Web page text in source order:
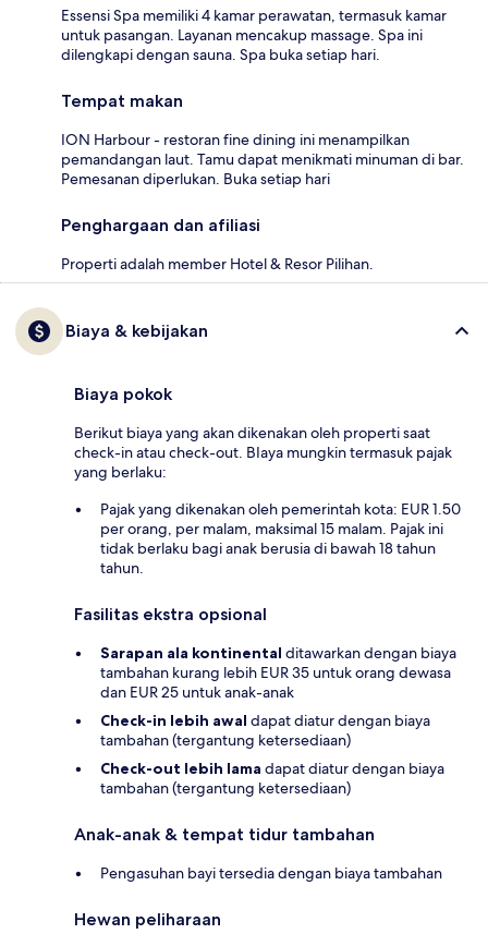
Essensi Spa memiliki 4 kamar perawatan, termasuk kamar
untuk pasangan. Layanan mencakup massage. Spa ini
dilengkapi dengan sauna. Spa buka setiap hari.
Tempat makan
ION Harbour - restoran fine dining ini menampilkan
pemandangan laut. Tamu dapat menikmati minuman di bar.
Pemesanan diperlukan. Buka setiap hari
Penghargaan dan afiliasi
Properti adalah member Hotel & Resor Pilihan.
Biaya & kebijakan
Biaya pokok
Berikut biaya yang akan dikenakan oleh properti saat
check-in atau check-out. BIaya mungkin termasuk pajak
yang berlaku:
Pajak yang dikenakan oleh pemerintah kota: EUR 1.50
per orang, per malam, maksimal 15 malam. Pajak ini
tidak berlaku bagi anak berusia di bawah 18 tahun
tahun.
Fasilitas ekstra opsional
Sarapan ala kontinental ditawarkan dengan biaya
tambahan kurang lebih EUR 35 untuk orang dewasa
dan EUR 25 untuk anak-anak
Check-in lebih awal dapat diatur dengan biaya
tambahan (tergantung ketersediaan)
Check-out lebih lama dapat diatur dengan biaya
tambahan (tergantung ketersediaan)
Anak-anak & tempat tidur tambahan
Pengasuhan bayi tersedia dengan biaya tambahan
Hewan peliharaan